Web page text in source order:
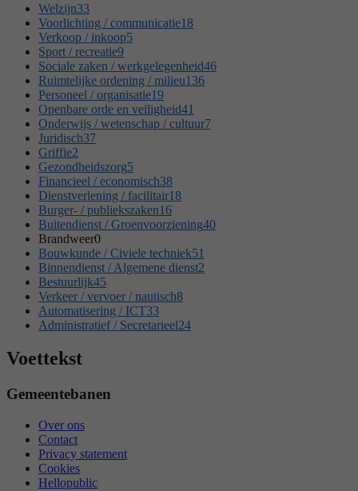
Welzijn33
Voorlichting / communicatie18
Verkoop / inkoop5
Sport / recreatie9
Sociale zaken / werkgelegenheid46
Ruimtelijke ordening / milieu136
Personeel / organisatie19
Openbare orde en veiligheid41
Onderwijs / wetenschap / cultuur7
Juridisch37
Griffie2
Gezondheidszorg5
Financieel / economisch38
Dienstverlening / facilitair18
Burger- / publiekszaken16
Buitendienst / Groenvoorziening40
Brandweer0
Bouwkunde / Civiele techniek51
Binnendienst / Algemene dienst2
Bestuurlijk45
Verkeer / vervoer / nautisch8
Automatisering / ICT33
Administratief / Secretarieel24
Voettekst
Gemeentebanen
Over ons
Contact
Privacy statement
Cookies
Hellopublic